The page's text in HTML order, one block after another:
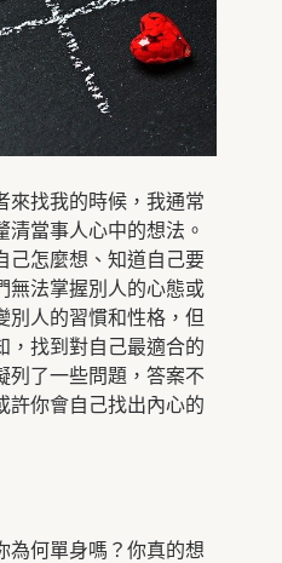
來找我的時候，我通常
當事人心中的想法。
己怎麼想、知道自己要
無法掌握別人的心態或
別人的習慣和性格，但
，找到對自己最適合的
列了一些問題，答案不
許你會自己找出內心的
為何單身嗎？你真的想